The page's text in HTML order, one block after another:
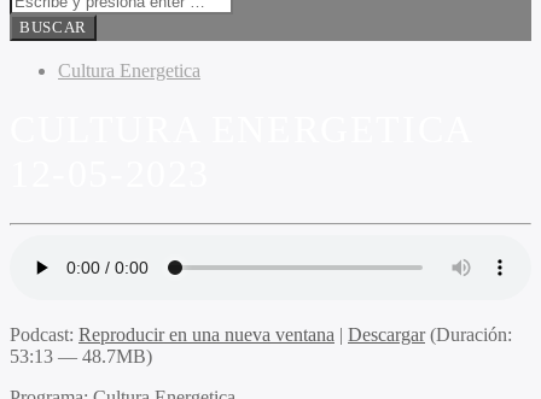
Cultura Energetica
Podcast: Reproducir en una nueva ventana | Descargar(Duración:
53:13 — 48.7MB)